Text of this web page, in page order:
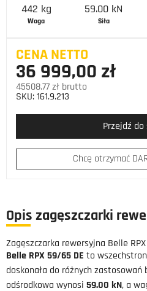
442 kg
Waga
59.00 kN
Siła
CENA NETTO
36 999,00 zł
45508.77 zł brutto
SKU: 161.9.213
Przejdź do
Chcę otrzymać
Opis zagęszczarki
Zagęszczarka rewersyjna Belle
Belle RPX 59/65 DE to
doskonała do różnych zastosowań
odśrodkowa wynosi 59.00 kN, a